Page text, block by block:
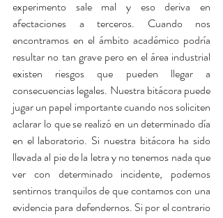
experimento sale mal y eso deriva en
afectaciones a terceros. Cuando nos
encontramos en el ámbito académico podría
resultar no tan grave pero en el área industrial
existen riesgos que pueden llegar a
consecuencias legales. Nuestra bitácora puede
jugar un papel importante cuando nos soliciten
aclarar lo que se realizó en un determinado día
en el laboratorio. Si nuestra bitácora ha sido
llevada al pie de la letra y no tenemos nada que
ver con determinado incidente, podemos
sentirnos tranquilos de que contamos con una
evidencia para defendernos. Si por el contrario